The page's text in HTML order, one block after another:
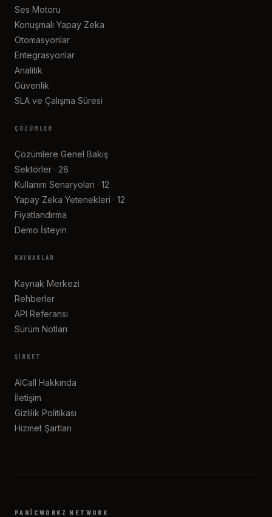
Ses Motoru
Konuşmalı Yapay Zeka
Otomasyonlar
Entegrasyonlar
Analitik
Güvenlik
SLA ve Çalışma Süresi
ÇÖZÜMLER
Çözümlere Genel Bakış
Sektörler · 28
Kullanım Senaryoları · 12
Yapay Zeka Yetenekleri · 12
Fiyatlandırma
Demo İsteyin
KAYNAKLAR
Kaynak Merkezi
Rehberler
API Referansı
Sürüm Notları
ŞIRKET
AICall Hakkında
İletişim
Gizlilik Politikası
Hizmet Şartları
PANICWORKZ NETWORK